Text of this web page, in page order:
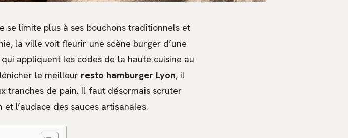
se limite plus à ses bouchons traditionnels et
la ville voit fleurir une scène burger d’une
appliquent les codes de la haute cuisine au
le meilleur resto hamburger Lyon, il
tranches de pain. Il faut désormais scruter
l’audace des sauces artisanales.